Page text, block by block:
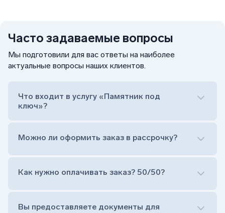
Часто задаваемые вопросы
Мы подготовили для вас ответы на наиболее
актуальные вопросы наших клиентов.
Что входит в услугу «Памятник под
ключ»?
Сам комплект памятника:
Можно ли оформить заказ в рассрочку?
Как нужно оплачивать заказ? 50/50?
Вы предоставляете документы для